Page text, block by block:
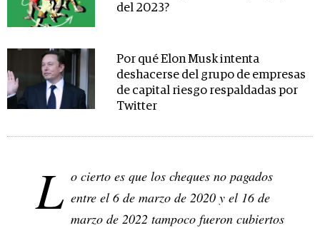
del 2023?
Por qué Elon Musk intenta
deshacerse del grupo de empresas
de capital riesgo respaldadas por
Twitter
L o cierto es que los cheques no pagados
entre el 6 de marzo de 2020 y el 16 de
marzo de 2022 tampoco fueron cubiertos